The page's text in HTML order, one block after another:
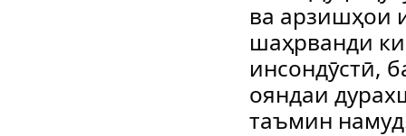
ва арзишҳои
шаҳрванди
инсондӯстӣ,
ояндаи
таъмин